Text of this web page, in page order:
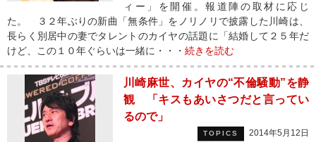
ィー」を開催。報道陣の取材に応じ
た。 ３２年ぶりの新曲「無条件」をノリノリで披露した川崎は、
長らく別居中の妻でタレントのカイヤの話題に「結婚して２５年だ
けど、この１０年ぐらいは一緒に・・・ 続きを読む
川崎麻世、カイヤの“不倫騒動”を静
観 「キスもあいさつだと言ってい
るので」
TOPICS 2014年5月12日